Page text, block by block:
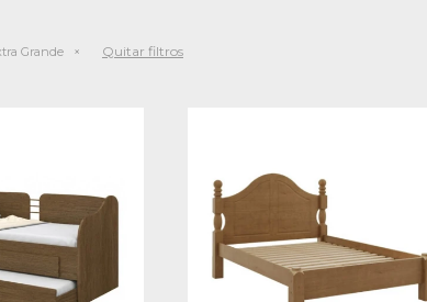
Grande Quitar filtros